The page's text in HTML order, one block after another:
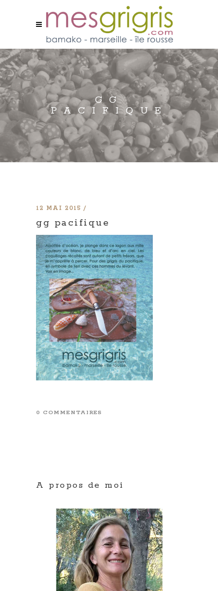
GG
PACIFIQUE
12 MAI 2015
gg pacifique
0 COMMENTAIRES
A propos de moi